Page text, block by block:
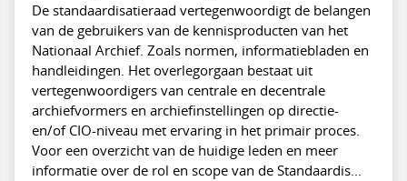
De standaardisatieraad vertegenwoordigt de belangen
van de gebruikers van de kennisproducten van het
Nationaal Archief. Zoals normen, informatiebladen en
handleidingen. Het overlegorgaan bestaat uit
vertegenwoordigers van centrale en decentrale
archiefvormers en archiefinstellingen op directie-
en/of CIO-niveau met ervaring in het primair proces.
Voor een overzicht van de huidige leden en meer
informatie over de rol en scope van de Standaardis...